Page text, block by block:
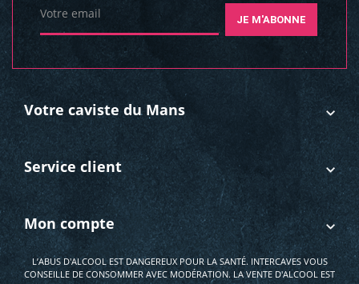
Votre caviste du Mans
Service client
Mon compte
Votre email JE M'ABONNE
L’ABUS D'ALCOOL EST DANGEREUX POUR LA SANTÉ. INTERCAVES VOUS
CONSEILLE DE CONSOMMER AVEC MODÉRATION. LA VENTE D'ALCOOL EST